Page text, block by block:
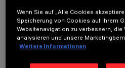
OPTIONALE
Wenn Sie auf „Alle Cookies
Speicherung von Cookies auf Ihrem
Websitenavigation zu verbessern, die
analysieren und unsere
Weitere Informationen